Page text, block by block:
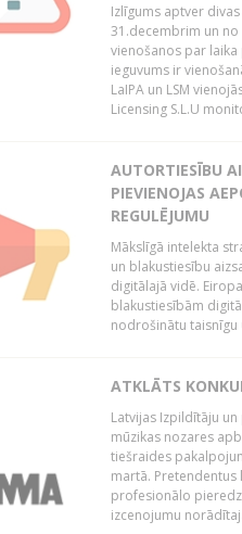
Izlīgums aptver
31.decembrim un no
vienošanos par
ieguvums ir
LaIPA un LSM
Licensing S.L.U
AUTORTIESĪBU
PIEVIENOJAS
REGULĒJUMU
Mākslīgā intelekta
un blakustiesību
digitālajā vidē.
blakustiesībām
nodrošinātu taisnīgu
ATKLĀTS
Latvijas Izpildītāju
mūzikas nozares
tiešraides
martā. Pretendentus
profesionālo
izcenojumu